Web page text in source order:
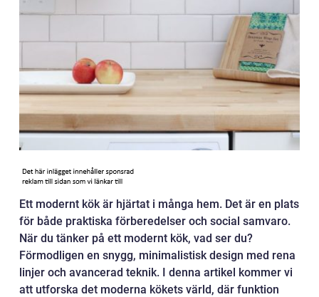
Ett modernt kök är hjärtat i många hem. Det är en plats
för både praktiska förberedelser och social samvaro.
När du tänker på ett modernt kök, vad ser du?
Förmodligen en snygg, minimalistisk design med rena
linjer och avancerad teknik. I denna artikel kommer vi
att utforska det moderna kökets värld, där funktion